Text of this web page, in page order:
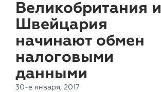
Великобритания и
Швейцария
начинают обмен
налоговыми
данными
30-е января, 2017